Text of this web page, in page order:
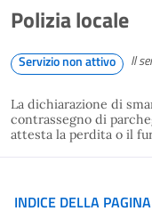
Polizia locale
Servizio non attivo Il
La dichiarazione di
contrassegno di
attesta la perdita o il
INDICE DELLA PAGINA